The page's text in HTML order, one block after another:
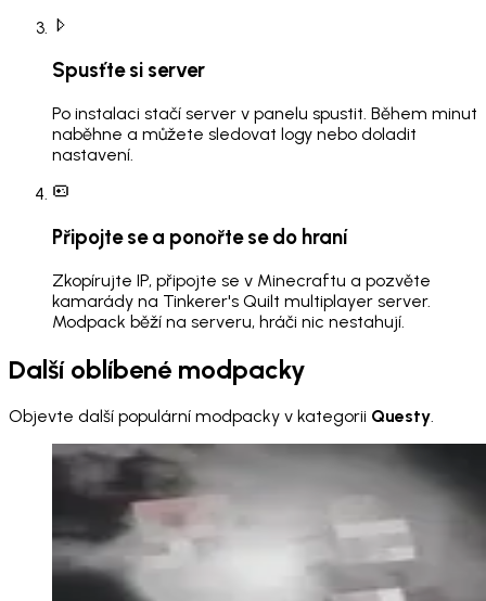
Spusťte si server
Po instalaci stačí server v panelu spustit. Během minut
naběhne a můžete sledovat logy nebo doladit
nastavení.
Připojte se a ponořte se do hraní
Zkopírujte IP, připojte se v Minecraftu a pozvěte
kamarády na Tinkerer's Quilt multiplayer server.
Modpack běží na serveru, hráči nic nestahují.
Další oblíbené modpacky
Objevte další populární modpacky v kategorii Questy.